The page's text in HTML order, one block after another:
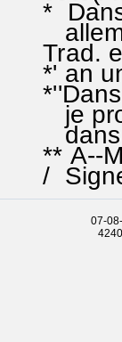
*
Trad.
*' an
je
dans
** A--
/
07-